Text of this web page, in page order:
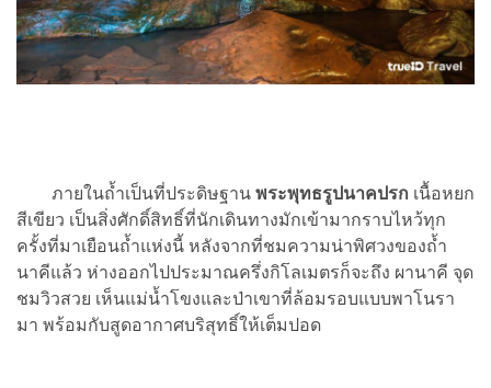
ภายในถ้ำเป็นที่ประดิษฐาน พระพุทธรูปนาคปรก เนื้อหยก
สีเขียว เป็นสิ่งศักดิ์สิทธิ์ที่นักเดินทางมักเข้ามากราบไหว้ทุก
ครั้งที่มาเยือนถ้ำแห่งนี้ หลังจากที่ชมความน่าพิศวงของถ้ำ
นาคีแล้ว ห่างออกไปประมาณครึ่งกิโลเมตรก็จะถึง ผานาคี จุด
ชมวิวสวย เห็นแม่น้ำโขงและป่าเขาที่ล้อมรอบแบบพาโนรา
มา พร้อมกับสูดอากาศบริสุทธิ์ให้เต็มปอด